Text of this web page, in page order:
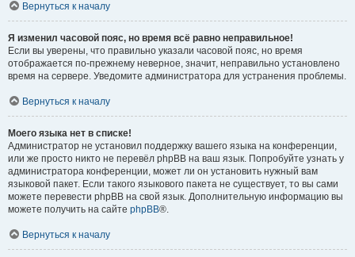
Вернуться к началу
Я изменил часовой пояс, но время всё равно неправильное!
Если вы уверены, что правильно указали часовой пояс, но время
отображается по-прежнему неверное, значит, неправильно установлено
время на сервере. Уведомите администратора для устранения проблемы.
Вернуться к началу
Моего языка нет в списке!
Администратор не установил поддержку вашего языка на конференции,
или же просто никто не перевёл phpBB на ваш язык. Попробуйте узнать у
администратора конференции, может ли он установить нужный вам
языковой пакет. Если такого языкового пакета не существует, то вы сами
можете перевести phpBB на свой язык. Дополнительную информацию вы
можете получить на сайте phpBB®.
Вернуться к началу